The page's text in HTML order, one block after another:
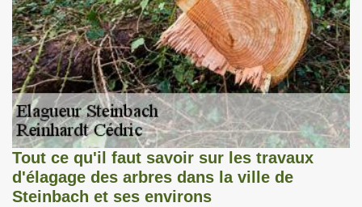
Tout ce qu'il faut savoir sur les travaux
d'élagage des arbres dans la ville de
Steinbach et ses environs